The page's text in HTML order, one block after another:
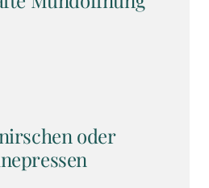
oder